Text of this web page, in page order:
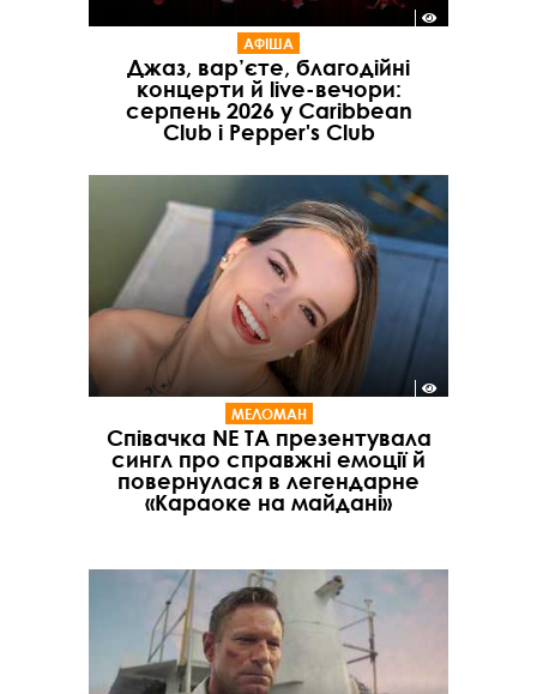
АФІША
Джаз, вар’єте, благодійні
концерти й live-вечори:
серпень 2026 у Caribbean
Club і Pepper's Club
МЕЛОМАН
Співачка NE TA презентувала
сингл про справжні емоції й
повернулася в легендарне
«Караоке на майдані»